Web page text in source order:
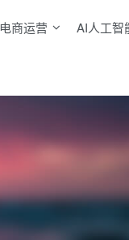
电商运营 AI人工智